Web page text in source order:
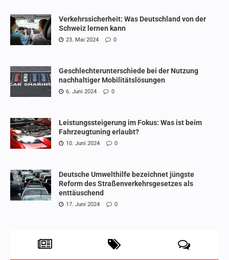
Verkehrssicherheit: Was Deutschland von der
Schweiz lernen kann
23. Mai 2024 0
Geschlechterunterschiede bei der Nutzung
nachhaltiger Mobilitätslösungen
6. Juni 2024 0
Leistungssteigerung im Fokus: Was ist beim
Fahrzeugtuning erlaubt?
10. Juni 2024 0
Deutsche Umwelthilfe bezeichnet jüngste
Reform des Straßenverkehrsgesetzes als
enttäuschend
17. Juni 2024 0